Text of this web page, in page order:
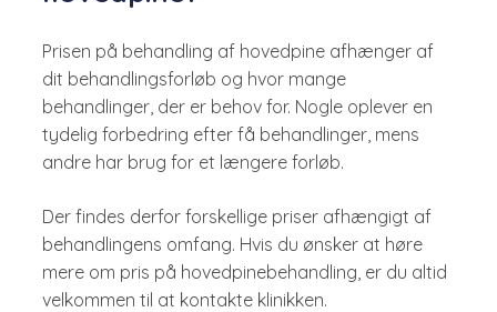
Prisen på behandling af hovedpine afhænger af
dit behandlingsforløb og hvor mange
behandlinger, der er behov for. Nogle oplever en
tydelig forbedring efter få behandlinger, mens
andre har brug for et længere forløb.
Der findes derfor forskellige priser afhængigt af
behandlingens omfang. Hvis du ønsker at høre
mere om pris på hovedpinebehandling, er du altid
velkommen til at kontakte klinikken.